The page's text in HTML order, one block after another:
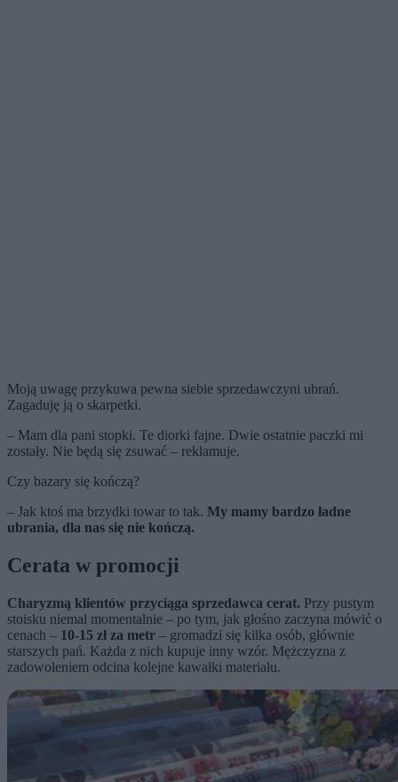
Moją uwagę przykuwa pewna siebie sprzedawczyni ubrań.
Zagaduję ją o skarpetki.
– Mam dla pani stopki. Te diorki fajne. Dwie ostatnie paczki mi
zostały. Nie będą się zsuwać – reklamuje.
Czy bazary się kończą?
– Jak ktoś ma brzydki towar to tak. My mamy bardzo ładne
ubrania, dla nas się nie kończą.
Cerata w promocji
Charyzmą klientów przyciąga sprzedawca cerat. Przy pustym
stoisku niemal momentalnie – po tym, jak głośno zaczyna mówić o
cenach – 10-15 zł za metr – gromadzi się kilka osób, głównie
starszych pań. Każda z nich kupuje inny wzór. Mężczyzna z
zadowoleniem odcina kolejne kawałki materiału.